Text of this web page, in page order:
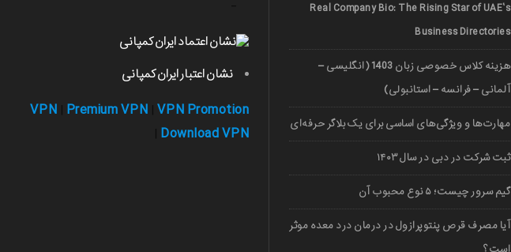
نشان اعتبار ایران کمپانی
VPN Premium VPN VPN Promotion
Download VPN
Real Company Bio: The Rising Star of UAE’s
Business Directories
هزینه کلاس خصوصی زبان 1403 (انگلیسی –
آلمانی – فرانسه – استانبولی)
مهارت‌ها و ویژگی‌های اساسی برای یک بلاگر حرفه‌ای
ثبت شرکت در دبی در سال ۱۴۰۳
گیم سرور چیست؛ ۵ نوع محبوب آن
آیا مصرف قرص پنتوپرازول در درمان درد معده موثر